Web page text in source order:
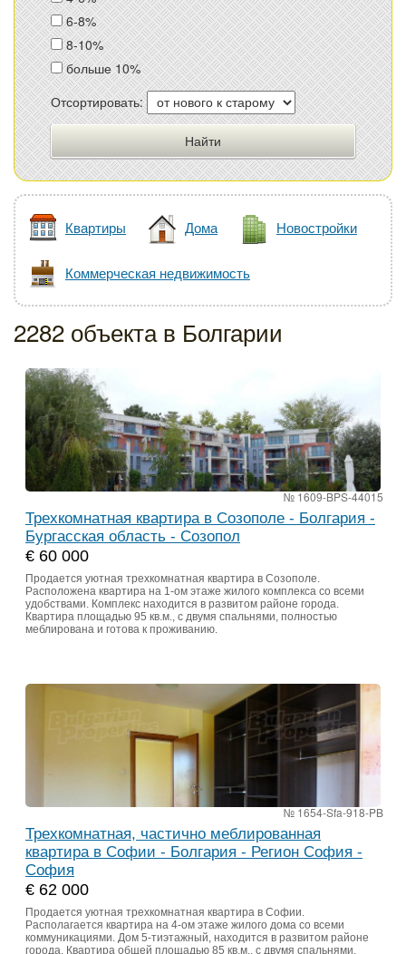
6-8%
8-10%
больше 10%
Отсортировать:
Квартиры Дома Новостройки
Коммерческая недвижимость
2282 объекта в Болгарии
№ 1609-BPS-44015
Трехкомнатная квартира в Созополе - Болгария -
Бургасская область - Созопол
€ 60 000
Продается уютная трехкомнатная квартира в Созополе.
Расположена квартира на 1-ом этаже жилого комплекса со всеми
удобствами. Комплекс находится в развитом районе города.
Квартира площадью 95 кв.м., с двумя спальнями, полностью
меблирована и готова к проживанию.
№ 1654-Sfa-918-PB
Трехкомнатная, частично меблированная
квартира в Софии - Болгария - Регион София -
София
€ 62 000
Продается уютная трехкомнатная квартира в Софии.
Располагается квартира на 4-ом этаже жилого дома со всеми
коммуникациями. Дом 5-тиэтажный, находится в развитом районе
города. Квартира общей площадью 85 кв.м., с двумя спальнями,